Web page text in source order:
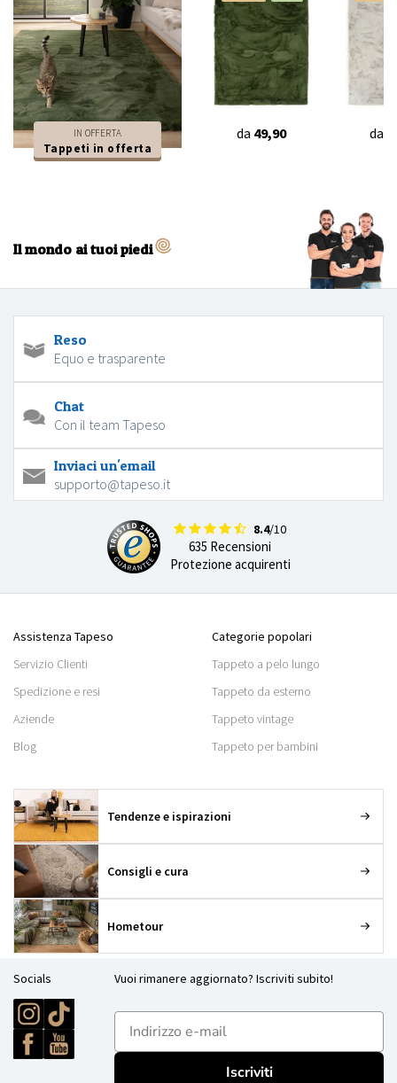
IN OFFERTA
Tappeti in offerta
da 49,90 da
Il mondo ai tuoi piedi
Reso
Equo e trasparente
Chat
Con il team Tapeso
Inviaci un'email
supporto@tapeso.it
8.4/10
635 Recensioni
Protezione acquirenti
Assistenza Tapeso
Servizio Clienti
Spedizione e resi
Aziende
Blog
Categorie popolari
Tappeto a pelo lungo
Tappeto da esterno
Tappeto vintage
Tappeto per bambini
Tendenze e ispirazioni
Consigli e cura
Hometour
Socials Vuoi rimanere aggiornato? Iscriviti subito!
E-mailadres
Iscriviti